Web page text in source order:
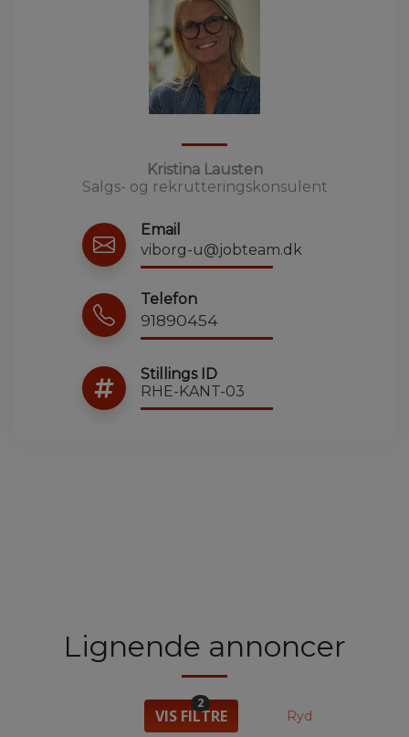
Kristina Lausten
Salgs- og rekrutteringskonsulent
Email
viborg-u@jobteam.dk
Telefon
91890454
Stillings ID
RHE-KANT-03
Lignende annoncer
VIS FILTRE
2
Ryd